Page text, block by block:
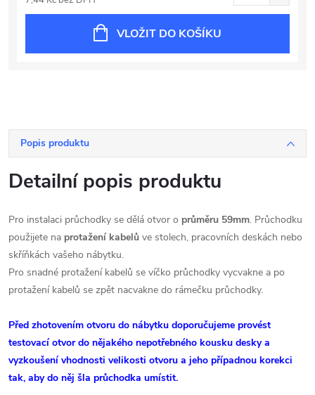
VLOŽIT DO KOŠÍKU
Popis produktu
Detailní popis produktu
Pro instalaci průchodky se dělá otvor o průměru 59mm. Průchodku
použijete na protažení kabelů ve stolech, pracovních deskách nebo
skříňkách vašeho nábytku.
Pro snadné protažení kabelů se víčko průchodky vycvakne a po
protažení kabelů se zpět nacvakne do rámečku průchodky.
Před zhotovením otvoru do nábytku doporučujeme provést
testovací otvor do nějakého nepotřebného kousku desky a
vyzkoušení vhodnosti velikosti otvoru a jeho případnou korekci
tak, aby do něj šla průchodka umístit.